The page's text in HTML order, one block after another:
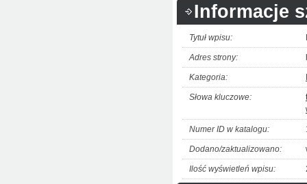
Informacje
Tytuł wpisu:
Adres strony:
Kategoria:
Słowa kluczowe:
Numer ID w katalogu:
Dodano/zaktualizowano:
Ilość wyświetleń wpisu: